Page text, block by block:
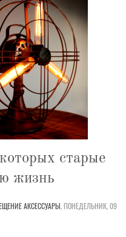
старые
жизнь
АКСЕССУАРЫ,ПОНЕДЕЛЬНИК, 09